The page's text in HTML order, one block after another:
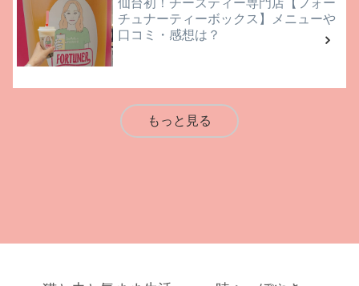
仙台初！チーズティー専門店【フォー
チュナーティーボックス】メニューや
口コミ・感想は？
もっと見る